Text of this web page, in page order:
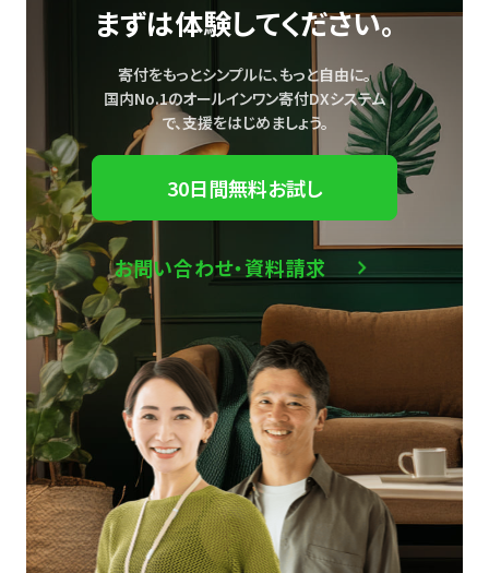
まずは体験してください。
寄付をもっとシンプルに、もっと自由に。
国内No.1のオールインワン寄付DXシステム
で、支援をはじめましょう。
30日間無料お試し
お問い合わせ・資料請求